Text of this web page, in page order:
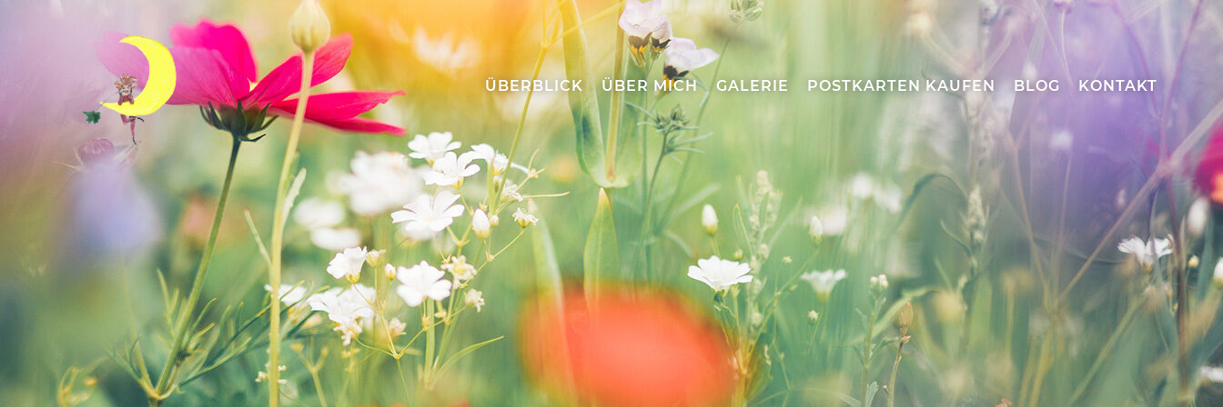
ÜBERBLICK ÜBER MICH GALERIE POSTKARTEN KAUFEN BLOG KONTAKT